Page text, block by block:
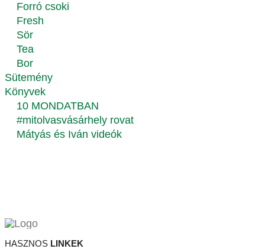
Forró csoki
Fresh
Sör
Tea
Bor
Sütemény
Könyvek
10 MONDATBAN
#mitolvasvásárhely rovat
Mátyás és Iván videók
HASZNOS LINKEK